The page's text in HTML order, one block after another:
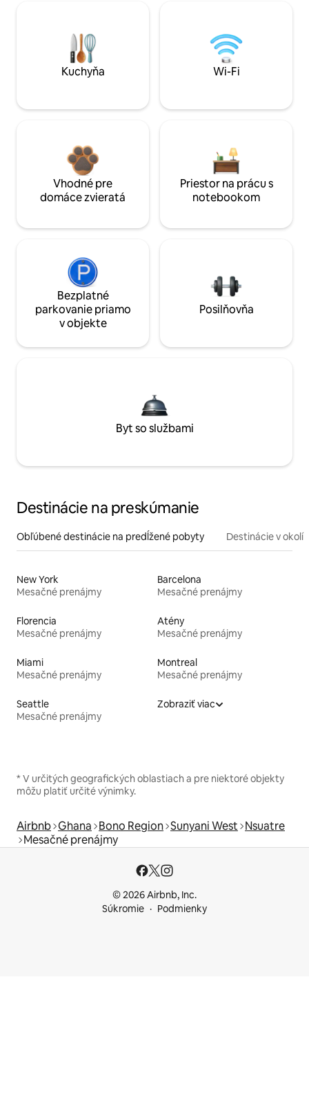
Kuchyňa Wi-Fi
Vhodné pre
domáce zvieratá
Priestor na prácu s
notebookom
Bezplatné
parkovanie priamo
v objekte
Posilňovňa
Byt so službami
Destinácie na preskúmanie
Obľúbené destinácie na predĺžené pobyty Destinácie v okolí
New York
Mesačné prenájmy
Barcelona
Mesačné prenájmy
Florencia
Mesačné prenájmy
Atény
Mesačné prenájmy
Miami
Mesačné prenájmy
Montreal
Mesačné prenájmy
Seattle
Mesačné prenájmy
Zobraziť viac
* V určitých geografických oblastiach a pre niektoré objekty
môžu platiť určité výnimky.
Airbnb Ghana Bono Region Sunyani West Nsuatre
Mesačné prenájmy
© 2026 Airbnb, Inc.
Súkromie
Podmienky